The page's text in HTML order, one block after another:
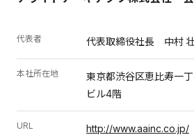
代表者 代表取締役社長 中村
本社所在地
東京都渋谷区恵比寿一
ビル4階
URL http://www.aainc.co.jp/